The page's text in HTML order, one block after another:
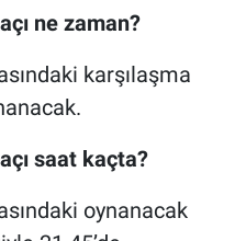
ne zaman?
karşılaşma
saat kaçta?
oynanacak